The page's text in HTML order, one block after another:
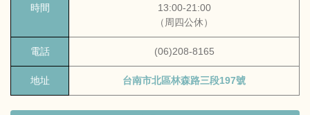
時間
13:00-21:00
（周四公休）
電話 (06)208-8165
地址 台南市北區林森路三段197號